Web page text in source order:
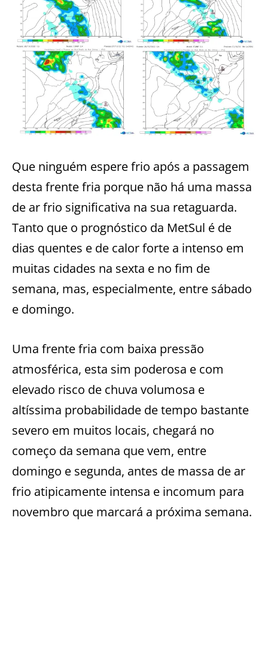
Que ninguém espere frio após a passagem
desta frente fria porque não há uma massa
de ar frio significativa na sua retaguarda.
Tanto que o prognóstico da MetSul é de
dias quentes e de calor forte a intenso em
muitas cidades na sexta e no fim de
semana, mas, especialmente, entre sábado
e domingo.
Uma frente fria com baixa pressão
atmosférica, esta sim poderosa e com
elevado risco de chuva volumosa e
altíssima probabilidade de tempo bastante
severo em muitos locais, chegará no
começo da semana que vem, entre
domingo e segunda, antes de massa de ar
frio atipicamente intensa e incomum para
novembro que marcará a próxima semana.